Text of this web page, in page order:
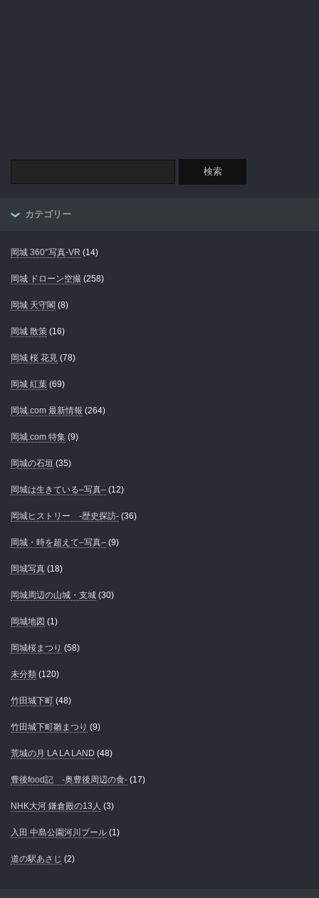
カテゴリー
岡城 360°写真-VR (14)
岡城 ドローン空撮 (258)
岡城 天守閣 (8)
岡城 散策 (16)
岡城 桜 花見 (78)
岡城 紅葉 (69)
岡城.com 最新情報 (264)
岡城.com 特集 (9)
岡城の石垣 (35)
岡城は生きている–写真– (12)
岡城ヒストリー -歴史探訪- (36)
岡城・時を超えて–写真– (9)
岡城写真 (18)
岡城周辺の山城・支城 (30)
岡城地図 (1)
岡城桜まつり (58)
未分類 (120)
竹田城下町 (48)
竹田城下町雛まつり (9)
荒城の月 LA LA LAND (48)
豊後food記 -奥豊後周辺の食- (17)
NHK大河 鎌倉殿の13人 (3)
入田 中島公園河川プール (1)
道の駅あさじ (2)